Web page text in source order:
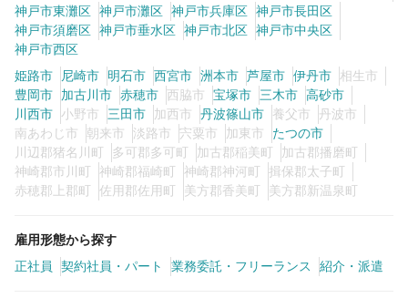
神戸市東灘区 神戸市灘区 神戸市兵庫区 神戸市長田区
神戸市須磨区 神戸市垂水区 神戸市北区 神戸市中央区
神戸市西区
姫路市
尼崎市 明石市 西宮市 洲本市 芦屋市 伊丹市 相生市
豊岡市
加古川市 赤穂市 西脇市 宝塚市 三木市 高砂市
川西市 小野市 三田市 加西市 丹波篠山市 養父市
丹波市
南あわじ市
朝来市 淡路市 宍粟市 加東市
たつの市
川辺郡猪名川町
多可郡多可町 加古郡稲美町
加古郡播磨町
神崎郡市川町
神崎郡福崎町 神崎郡神河町
揖保郡太子町
赤穂郡上郡町
佐用郡佐用町 美方郡香美町 美方郡新温泉町
雇用形態から探す
正社員
契約社員・パート 業務委託・フリーランス 紹介・派遣